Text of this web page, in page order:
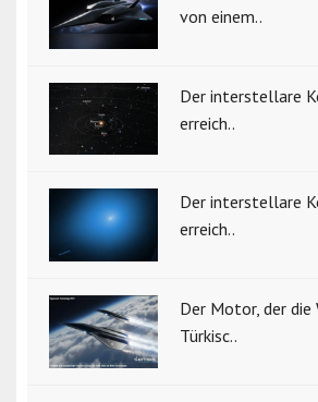
von einem..
Der interstellare
erreich..
Der interstellare
erreich..
Der Motor, der
Türkisc..